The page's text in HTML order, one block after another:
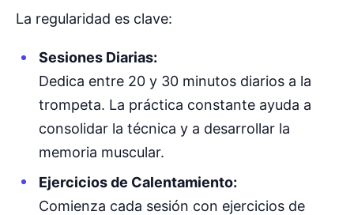
La regularidad es clave:
Sesiones Diarias:
Dedica entre 20 y 30 minutos diarios a la
trompeta. La práctica constante ayuda a
consolidar la técnica y a desarrollar la
memoria muscular.
Ejercicios de Calentamiento:
Comienza cada sesión con ejercicios de